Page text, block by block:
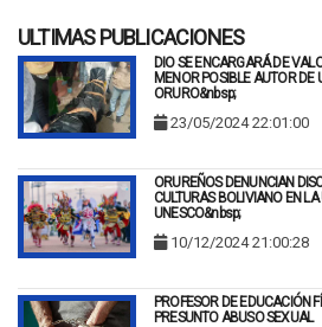
ULTIMAS PUBLICACIONES
DIO SE ENCARGARÁ DE
MENOR POSIBLE AUTOR DE
ORURO&nbsp;
23/05/2024 22:01:00
ORUREÑOS DENUNCIAN
CULTURAS BOLIVIANO EN
UNESCO&nbsp;
10/12/2024 21:00:28
PROFESOR DE EDUCACIÓN
PRESUNTO ABUSO SEXUAL